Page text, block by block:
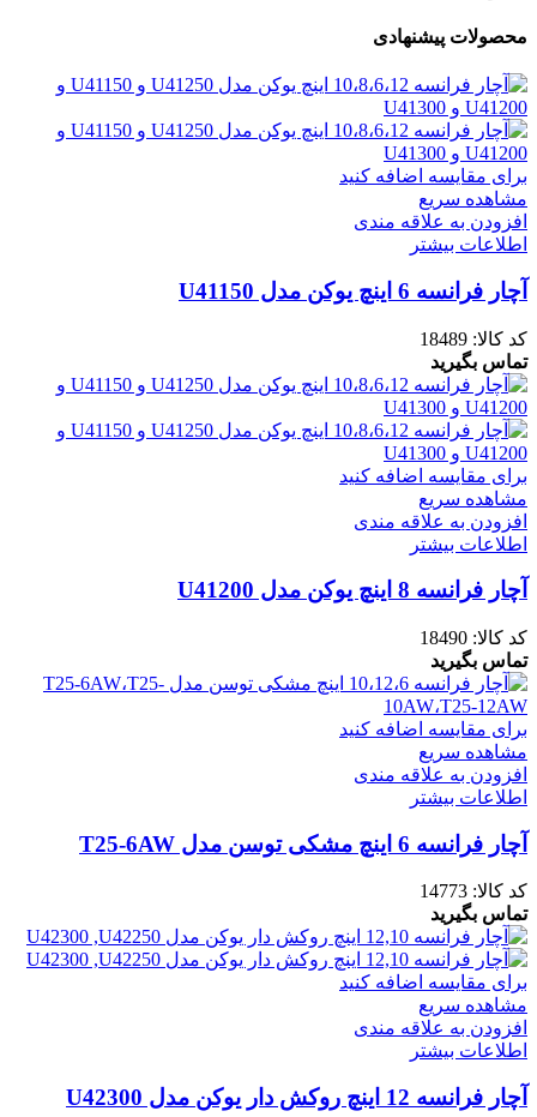
محصولات پیشنهادی
برای مقایسه اضافه کنید
مشاهده سریع
افزودن به علاقه مندی
اطلاعات بیشتر
آچار فرانسه 6 اینچ یوکن مدل U41150
کد کالا: 18489
تماس بگیرید
برای مقایسه اضافه کنید
مشاهده سریع
افزودن به علاقه مندی
اطلاعات بیشتر
آچار فرانسه 8 اینچ یوکن مدل U41200
کد کالا: 18490
تماس بگیرید
برای مقایسه اضافه کنید
مشاهده سریع
افزودن به علاقه مندی
اطلاعات بیشتر
آچار فرانسه 6 اینچ مشکی توسن مدل T25-6AW
کد کالا: 14773
تماس بگیرید
برای مقایسه اضافه کنید
مشاهده سریع
افزودن به علاقه مندی
اطلاعات بیشتر
آچار فرانسه 12 اینچ روکش دار یوکن مدل U42300